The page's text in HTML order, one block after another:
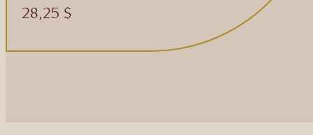
Argiles
Crèmes visages
28,25 $